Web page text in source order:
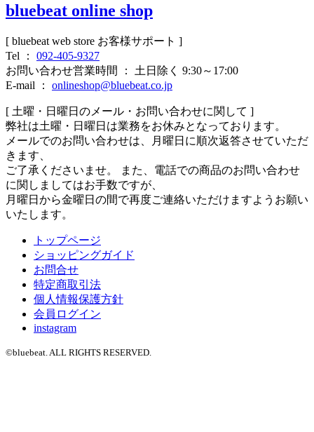
bluebeat online shop
[ bluebeat web store お客様サポート ]
Tel ： 092-405-9327
お問い合わせ営業時間 ： 土日除く 9:30～17:00
E-mail ： onlineshop@bluebeat.co.jp
[ 土曜・日曜日のメール・お問い合わせに関して ]
弊社は土曜・日曜日は業務をお休みとなっております。
メールでのお問い合わせは、月曜日に順次返答させていただ
きます、
ご了承くださいませ。 また、電話での商品のお問い合わせ
に関しましてはお手数ですが、
月曜日から金曜日の間で再度ご連絡いただけますようお願い
いたします。
トップページ
ショッピングガイド
お問合せ
特定商取引法
個人情報保護方針
会員ログイン
instagram
©bluebeat. ALL RIGHTS RESERVED.